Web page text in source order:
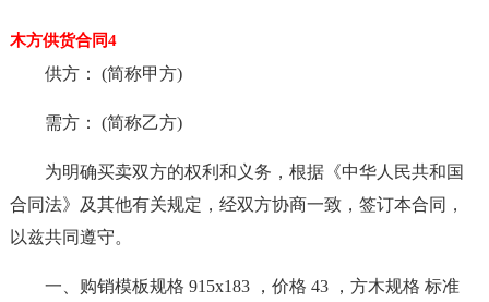
木方供货合同4
供方： (简称甲方)
需方： (简称乙方)
为明确买卖双方的权利和义务，根据《中华人民共和国
合同法》及其他有关规定，经双方协商一致，签订本合同，
以兹共同遵守。
一、购销模板规格 915x183 ，价格 43 ，方木规格 标准